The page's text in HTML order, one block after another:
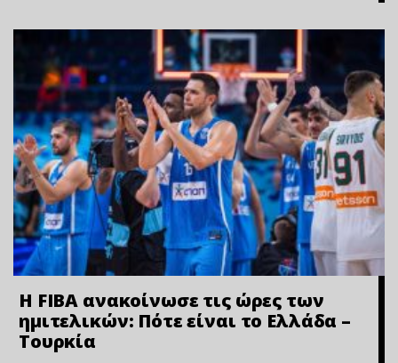
Η FIBA ανακοίνωσε τις ώρες των
ημιτελικών: Πότε είναι το Ελλάδα –
Τουρκία